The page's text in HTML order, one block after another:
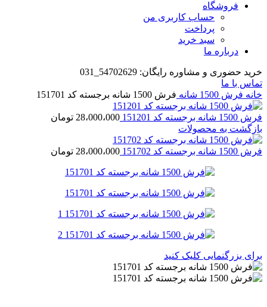
فروشگاه
حساب کاربری من
پرداخت
سبد خرید
درباره ما
خرید حضوری و مشاوره رایگان: 54702629_031
تماس با ما
خانه فرش 1500 شانه فرش 1500 شانه برجسته کد 151701
فرش 1500 شانه برجسته کد 151201 28،000،000 تومان
بازگشت به محصولات
فرش 1500 شانه برجسته کد 151702 28،000،000 تومان
برای بزرگنمایی کلیک کنید